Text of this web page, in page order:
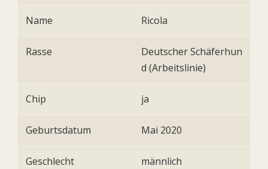
Name Ricola
Rasse
Deutscher Schäferhun
d (Arbeitslinie)
Chip ja
Geburtsdatum Mai 2020
Geschlecht männlich